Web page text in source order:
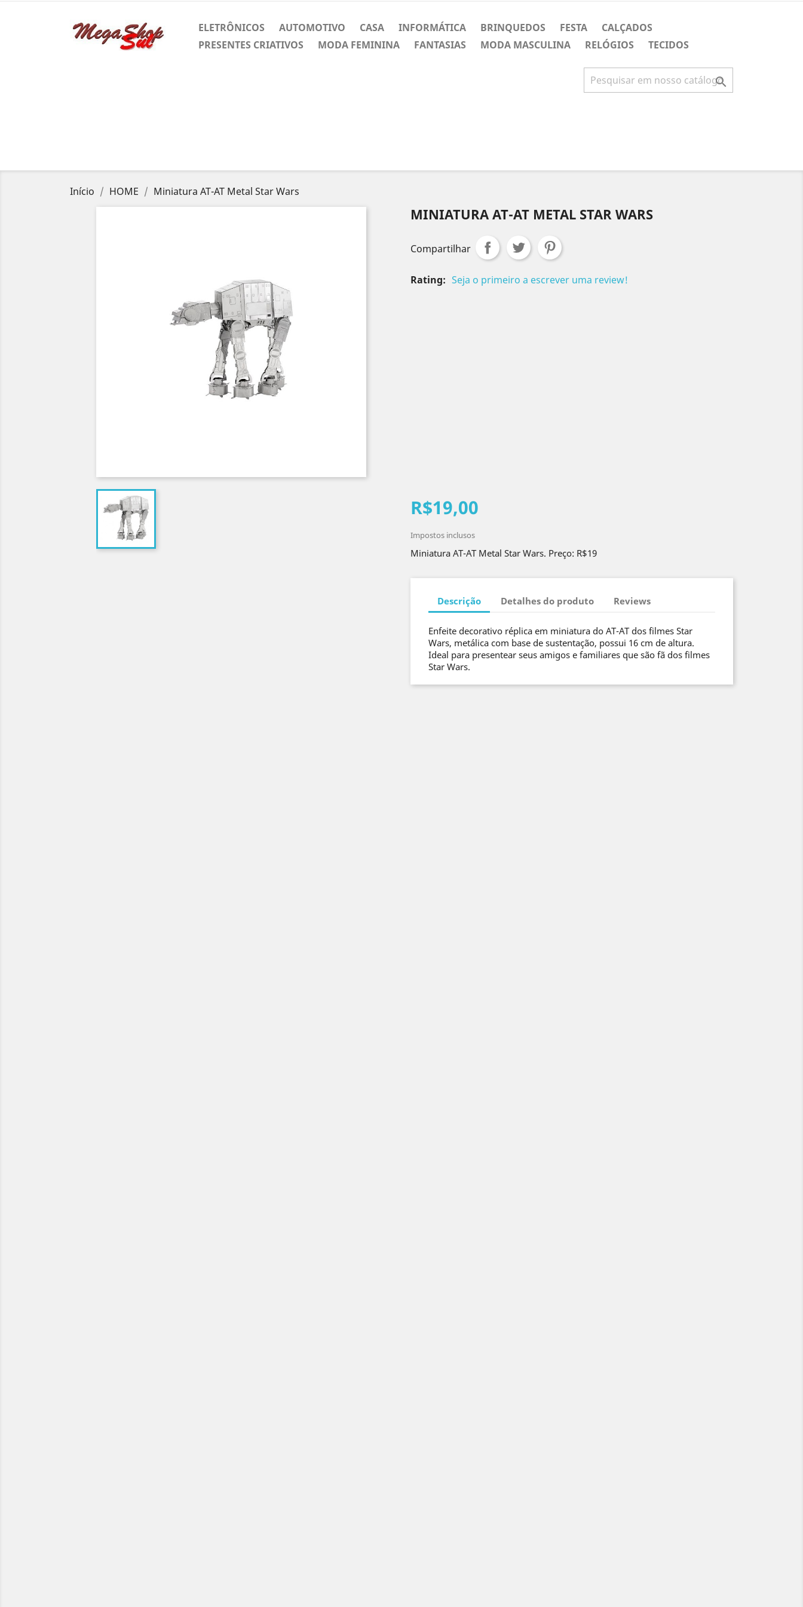
ELETRÔNICOS AUTOMOTIVO CASA INFORMÁTICA BRINQUEDOS FESTA
CALÇADOS
PRESENTES CRIATIVOS
MODA FEMININA FANTASIAS MODA MASCULINA RELÓGIOS TECIDOS

Início HOME Miniatura AT-AT Metal Star Wars
MINIATURA AT-AT METAL STAR WARS
Compartilhar
Rating: Seja o primeiro a escrever uma review!
R$19,00
Impostos inclusos
Miniatura AT-AT Metal Star Wars. Preço: R$19
Descrição Detalhes do produto Reviews
Enfeite decorativo réplica em miniatura do AT-AT dos filmes Star
Wars, metálica com base de sustentação, possui 16 cm de altura.
Ideal para presentear seus amigos e familiares que são fã dos filmes
Star Wars.